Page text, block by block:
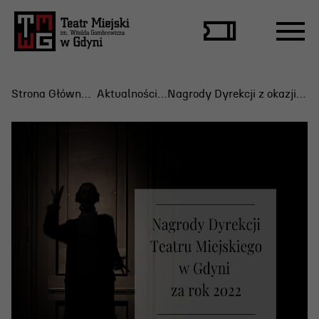
Scena Letnia
Aktualne spektakle
Bilety
Archiwum spektakli